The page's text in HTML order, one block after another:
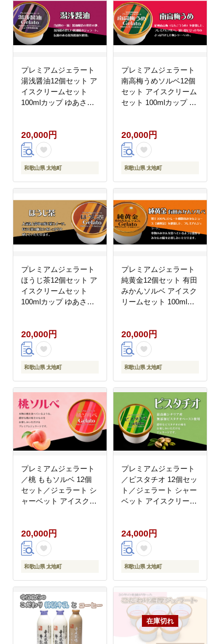
プレミアムジェラート
湯浅醤油12個セット ア
イスクリームセット
100mlカップ ゆあさジ
20,000円
和歌山県 太地町
プレミアムジェラート
南高梅うめソルベ12個
セット アイスクリーム
セット 100mlカップ ゆ
20,000円
和歌山県 太地町
プレミアムジェラート
ほうじ茶12個セット ア
イスクリームセット
100mlカップ ゆあさジ
20,000円
和歌山県 太地町
プレミアムジェラート
純黄金12個セット 有田
みかんソルベ アイスク
リームセット 100mlカ
08】
20,000円
和歌山県 太地町
プレミアムジェラート
／桃 ももソルベ 12個
セット／ジェラート シ
ャーベット アイスクリ
紀伊国屋文左衛門本舗
【ntbt700-10】
20,000円
和歌山県 太地町
プレミアムジェラート
／ピスタチオ 12個セッ
ト／ジェラート シャー
ベット アイスクリーム
国屋文左衛門本舗
【ntbt700-11】
24,000円
和歌山県 太地町